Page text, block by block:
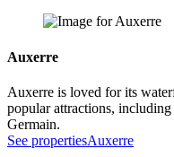
Auxerre
Auxerre is loved for its
popular attractions,
Germain.
See propertiesAuxerre